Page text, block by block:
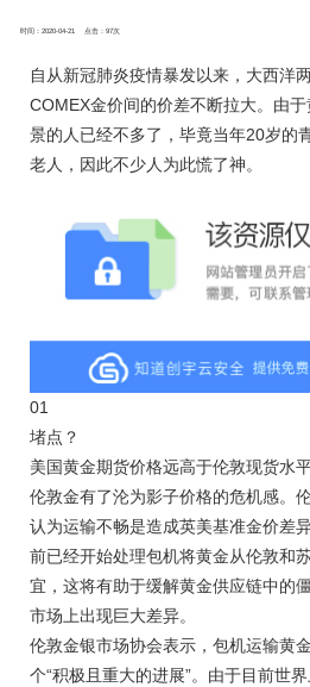
时间：2020-04-21 点击：97次
自从新冠肺炎疫情暴发以来，大西洋
COMEX金价间的价差不断拉大。由
景的人已经不多了，毕竟当年20岁的
老人，因此不少人为此慌了神。
01
堵点？
美国黄金期货价格远高于伦敦现货水
伦敦金有了沦为影子价格的危机感。
认为运输不畅是造成英美基准金价差
前已经开始处理包机将黄金从伦敦和
宜，这将有助于缓解黄金供应链中的
市场上出现巨大差异。
伦敦金银市场协会表示，包机运输黄
个“积极且重大的进展”。由于目前世